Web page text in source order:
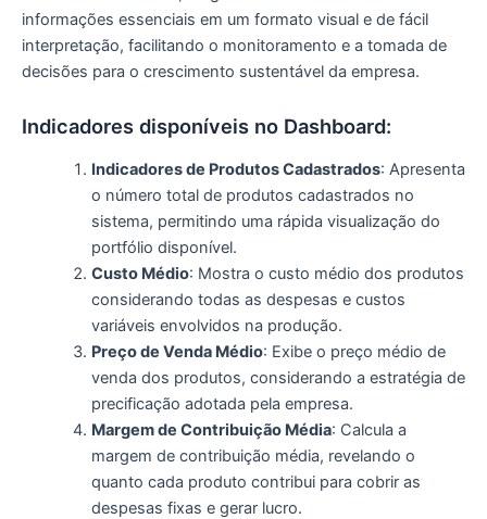
informações essenciais em um formato visual e de fácil
interpretação, facilitando o monitoramento e a tomada de
decisões para o crescimento sustentável da empresa.
Indicadores disponíveis no Dashboard:
Indicadores de Produtos Cadastrados: Apresenta
o número total de produtos cadastrados no
sistema, permitindo uma rápida visualização do
portfólio disponível.
Custo Médio: Mostra o custo médio dos produtos
considerando todas as despesas e custos
variáveis envolvidos na produção.
Preço de Venda Médio: Exibe o preço médio de
venda dos produtos, considerando a estratégia de
precificação adotada pela empresa.
Margem de Contribuição Média: Calcula a
margem de contribuição média, revelando o
quanto cada produto contribui para cobrir as
despesas fixas e gerar lucro.